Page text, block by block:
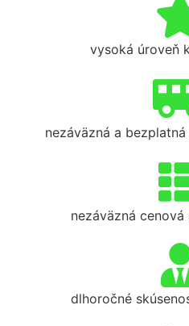
vysoká úroveň
nezáväzná a
nezáväzná
dlhoročné